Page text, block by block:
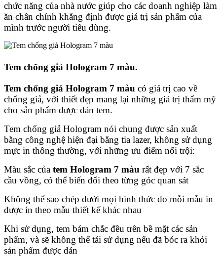
chức năng của nhà nước giúp cho các doanh nghiệp làm
ăn chân chính khẳng định được giá trị sản phẩm của
mình trước người tiêu dùng.
Tem chống giả Hologram 7 màu.
Tem chống giả Hologram 7 màu có giá trị cao về
chống giả, với thiết đẹp mang lại những giá trị thẩm mỹ
cho sản phẩm được dán tem.
Tem chống giả Hologram nói chung được sản xuất
bằng công nghệ hiện đại bằng tia lazer, không sử dụng
mực in thông thường, với những ưu điểm nổi trội:
Màu sắc của tem Hologram 7 màu rất đẹp với 7 sắc
cầu vồng, có thể biến đổi theo từng góc quan sát
Không thể sao chép dưới mọi hình thức do mỗi mẫu in
được in theo mẫu thiết kế khác nhau
Khi sử dụng, tem bám chắc đều trên bề mặt các sản
phẩm, và sẽ không thể tái sử dụng nếu đã bóc ra khỏi
sản phẩm được dán